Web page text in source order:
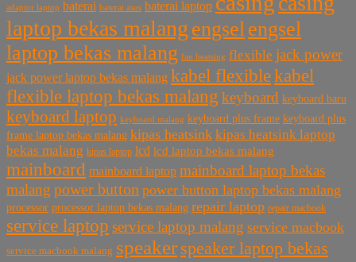
adaptor laptop baterai baterai asus baterai laptop
laptop bekas malang engselengsel
laptop bekas malang fan heatsing flexible jack power
jack power laptop bekas malang kabel flexiblekabel
flexible laptop bekas malang keyboard keyboard baru
keyboard laptop keyboard malang keyboard plus frame keyboard plus
frame laptop bekas malang kipas heatsink kipas heatsink laptop
bekas malang kipas laptop lcd lcd laptop bekas malang
mainboard mainboard laptop mainboard laptop bekas
malang power button power button laptop bekas malang
processor processor laptop bekas malang repair laptop repair macbook
service laptop service laptop malang service macbook
service macbook malang speaker speaker laptop bekas